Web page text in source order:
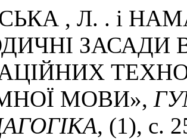
, Л. . і
ЗАСАДИ
МОВИ»,
, (1), с.